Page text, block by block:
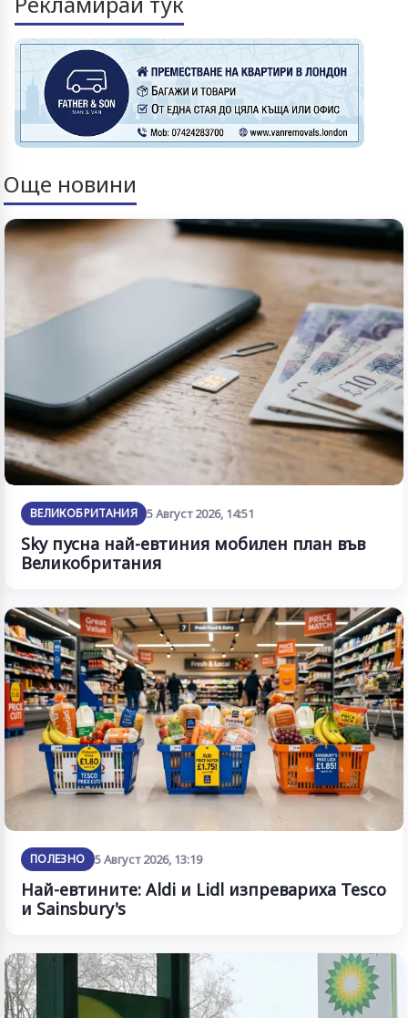
Още новини
ВЕЛИКОБРИТАНИЯ 5 Август 2026, 14:51
Sky пусна най-евтиния мобилен план във
Великобритания
ПОЛЕЗНО 5 Август 2026, 13:19
Най-евтините: Aldi и Lidl изпревариха Tesco
и Sainsbury's